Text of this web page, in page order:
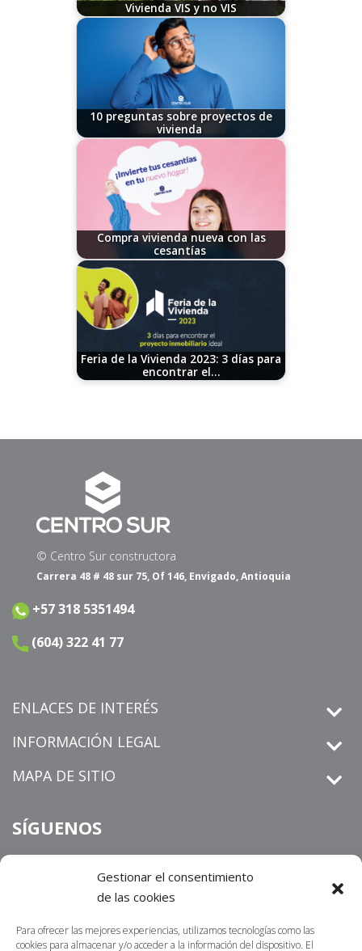
Gestionar el consentimiento
de las cookies
Para ofrecer las mejores experiencias, utilizamos tecnologías como las
cookies para almacenar y/o acceder a la información del dispositivo. El
Vivienda VIS y no VIS
11/14/2023
10 preguntas sobre proyectos de
vivienda
11/07/2024
Compra vivienda nueva con las
cesantías
Feria de la Vivienda 2023: 3 días para
encontrar el…
© Centro Sur constructora
Carrera 48 # 48 sur 75, Of 146, Envigado, Antioquia
+57 318 5351494
(604) 322 41 77
ENLACES DE INTERÉS
INFORMACIÓN LEGAL
MAPA DE SITIO
SÍGUENOS
Informamos que losderechos de petición
radicados por un medio distinto al establecido en nuestra sitio
webhttps://centrosur.co/clientes/,La dirección